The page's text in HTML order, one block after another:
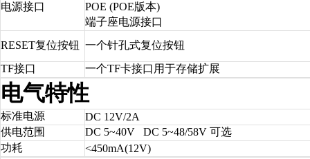
电源接口
POE (POE版本)
端子座电源接口
RESET复位按钮 一个针孔式复位按钮
TF接口
一个TF卡接口用于存储扩展
电气特性
标准电源
DC 12V/2A
供电范围
DC 5~40V DC 5~48/58V 可选
功耗
<450mA(12V)